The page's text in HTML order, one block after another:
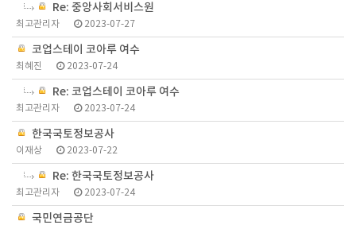
Re: 중앙사회서비스원
최고관리자 2023-07-27
코업스테이 코아루 여수
최혜진 2023-07-24
Re: 코업스테이 코아루 여수
최고관리자 2023-07-24
한국국토정보공사
이재상 2023-07-22
Re: 한국국토정보공사
최고관리자 2023-07-24
국민연금공단